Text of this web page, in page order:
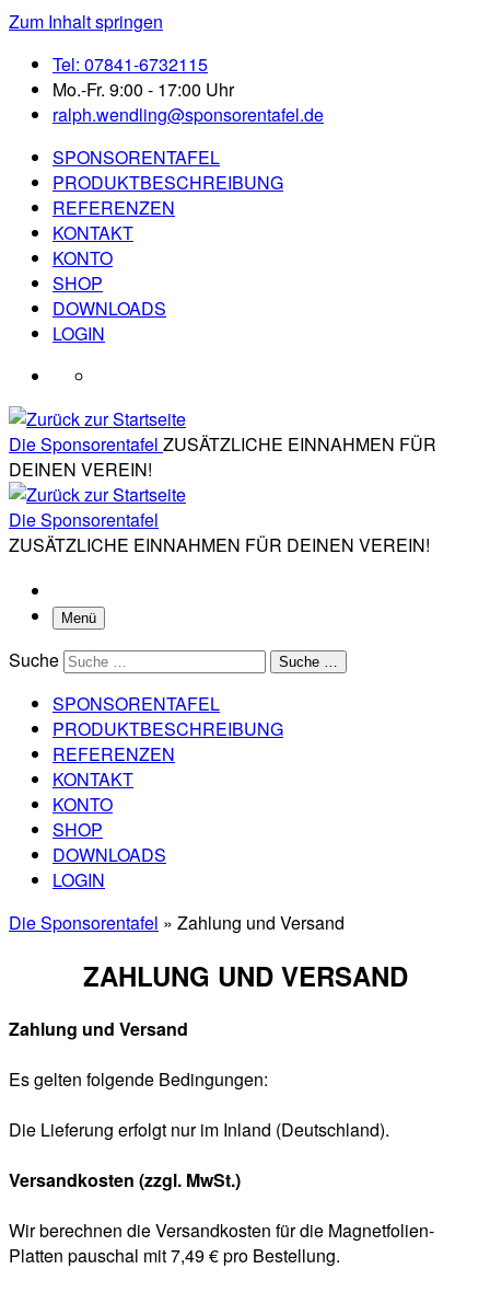
Zum Inhalt springen
Tel: 07841-6732115
Mo.-Fr. 9:00 - 17:00 Uhr
ralph.wendling@sponsorentafel.de
SPONSORENTAFEL
PRODUKTBESCHREIBUNG
REFERENZEN
KONTAKT
KONTO
SHOP
DOWNLOADS
LOGIN
Die Sponsorentafel ZUSÄTZLICHE EINNAHMEN FÜR
DEINEN VEREIN!
Die Sponsorentafel
ZUSÄTZLICHE EINNAHMEN FÜR DEINEN VEREIN!
Menü
Suche Suche …
SPONSORENTAFEL
PRODUKTBESCHREIBUNG
REFERENZEN
KONTAKT
KONTO
SHOP
DOWNLOADS
LOGIN
Die Sponsorentafel » Zahlung und Versand
ZAHLUNG UND VERSAND
Zahlung und Versand
Es gelten folgende Bedingungen:
Die Lieferung erfolgt nur im Inland (Deutschland).
Versandkosten (zzgl. MwSt.)
Wir berechnen die Versandkosten für die Magnetfolien-
Platten pauschal mit 7,49 € pro Bestellung.